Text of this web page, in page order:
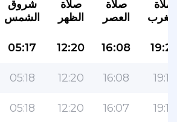
شروق
الشمس
صلاة
الظهر
صلاة
العصر
صلاة
05:17 12:20 16:08
05:18 12:20 16:08 19:19
05:18 12:20 16:07 19:18